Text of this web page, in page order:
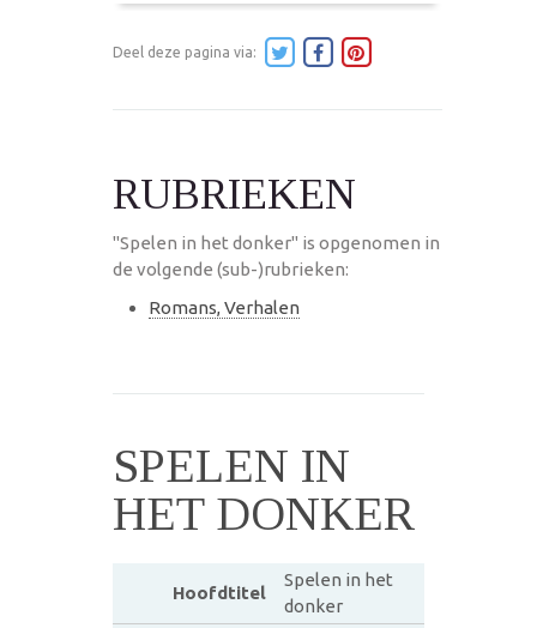
Deel deze pagina via:
RUBRIEKEN
"Spelen in het donker" is opgenomen in
de volgende (sub-)rubrieken:
Romans, Verhalen
SPELEN IN
HET DONKER
Hoofdtitel
Spelen in het
donker